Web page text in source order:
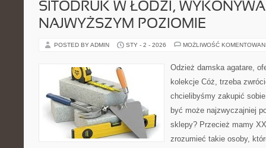
SITODRUK W ŁODZI,
NAJWYŻSZYM POZIOMIE
POSTED BY ADMIN STY - 2 - 2026 MOŻLIWOŚĆ
Odzież damska agatare,
kolekcje Cóż, trzeba
chcielibyśmy zakupić
być może najzwyczajniej
sklepy? Przecież mamy
zrozumieć takie osoby,